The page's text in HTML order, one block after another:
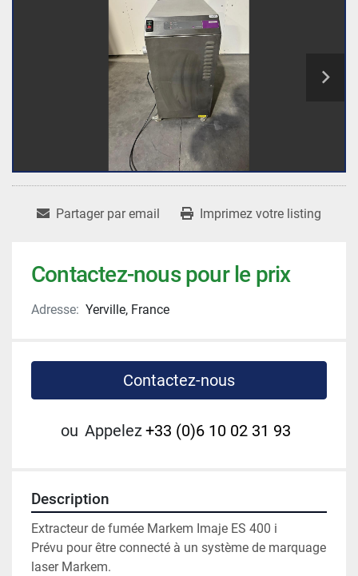
Partager par email Imprimez votre listing
Contactez-nous pour le prix
Adresse: Yerville, France
Contactez-nous
ou Appelez+33 (0)6 10 02 31 93
Description
Extracteur de fumée Markem Imaje ES 400 i
Prévu pour être connecté à un système de marquage
laser Markem.